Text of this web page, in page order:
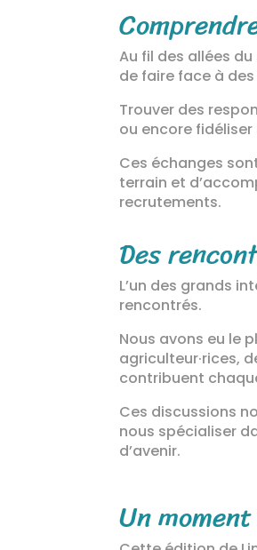
Au fil des allées
de faire face à
Trouver des
ou encore
Ces échanges
terrain et
recrutements.
Des
L’un des grands
rencontrés.
Nous avons eu le
agriculteur·rices,
contribuent
Ces discussions
nous spécialiser
d’avenir.
Un